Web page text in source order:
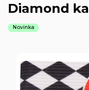
Diamond
Novinka